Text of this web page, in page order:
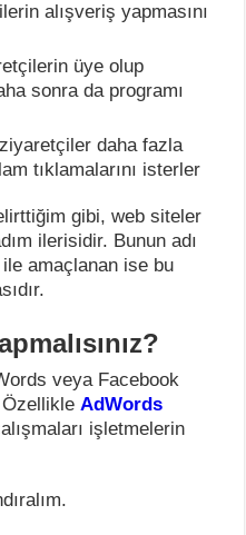
alışveriş yapmasını
üye olup
sonra da programı
daha fazla
tıklamalarını isterler
gibi, web siteler
ilerisidir. Bunun adı
amaçlanan ise bu
veya Facebook
ÖzellikleAdWords
işletmelerin